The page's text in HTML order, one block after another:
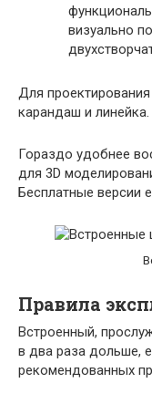
визуально
Для
карандаш и линейка.
Гораздо удобнее
для 3D
Бесплатные версии
Правила
Встроенный,
в два раза дольше,
рекомендованных